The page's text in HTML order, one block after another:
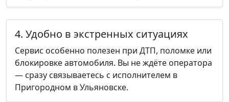
4. Удобно в экстренных ситуациях
Сервис особенно полезен при ДТП, поломке или
блокировке автомобиля. Вы не ждёте оператора
— сразу связываетесь с исполнителем в
Пригородном в Ульяновске.